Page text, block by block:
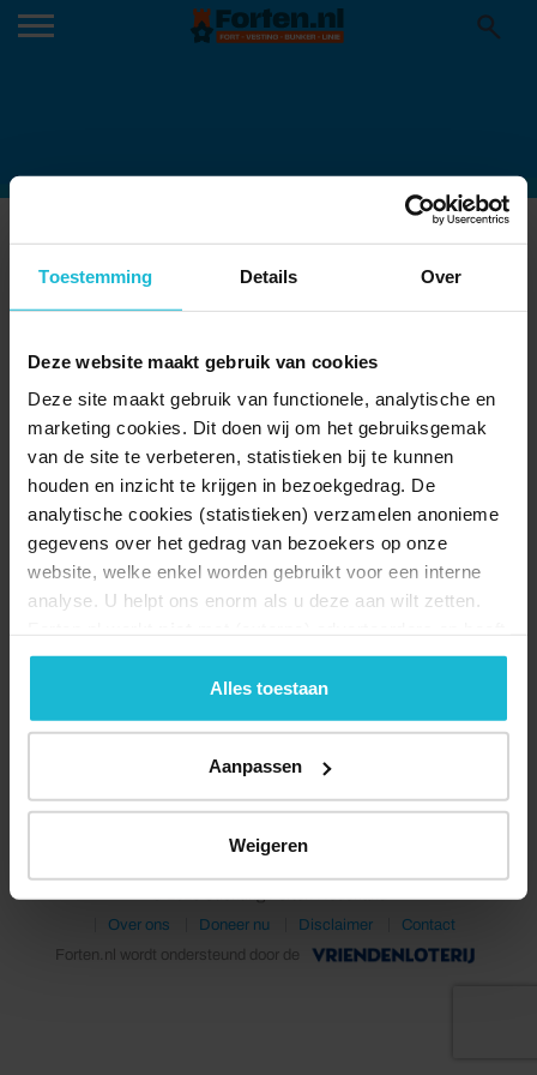
Toestemming Details Over
Deze website maakt gebruik van cookies
Deze site maakt gebruik van functionele, analytische en
marketing cookies. Dit doen wij om het gebruiksgemak
van de site te verbeteren, statistieken bij te kunnen
houden en inzicht te krijgen in bezoekgedrag. De
analytische cookies (statistieken) verzamelen anonieme
gegevens over het gedrag van bezoekers op onze
website, welke enkel worden gebruikt voor een interne
analyse. U helpt ons enorm als u deze aan wilt zetten.
geen commerciële doelstelling. U kunt deze cookies via
de knoppen accepteren, beheren of weigeren.
Alles toestaan
Aanpassen
Weigeren
© 2026 Stichting Forten Nederland
Over ons
Doneer nu Disclaimer
Contact
Forten.nl wordt ondersteund door de